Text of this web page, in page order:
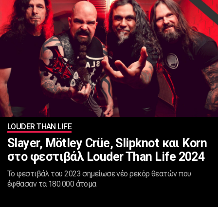
LOUDER THAN LIFE
Slayer, Mötley Crüe, Slipknot και Korn
στο φεστιβάλ Louder Than Life 2024
Το φεστιβάλ του 2023 σημείωσε νέο ρεκόρ θεατών που
έφθασαν τα 180.000 άτομα